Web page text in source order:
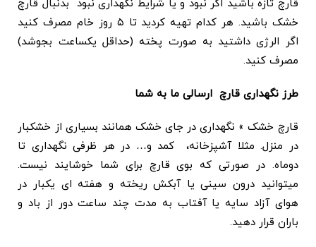
قارچ تازه باشید اگر نبود و یا شرایط نگهداری نبود بدنبال قارچ
خشک باشید. هر کدام تهیه کردید تا ۵ روز خام مصرف کنید
اگر الرژی داشتید به صورت پخته (حداقل یکساعت بجوشد)
مصرف کنید.
طرز نگهداری قارچ ارسالی ما به شما
قارچ خشک » نگهداری در جای خشک همانند بسیاری از خشکبار
در منزل. مثلا آشپزخانه، کمد و… در هر ظرفی نگهداری تا
دوماه. در صورتی که بوی قارچ برای شما خوشایند نیست.
میتوانید درون سینی یا آبکش ریخته و هفته ای یکبار در
هوای آزاد سایه یا آفتاب به مدت چند ساعت دور از باد و
باران قرار دهید.